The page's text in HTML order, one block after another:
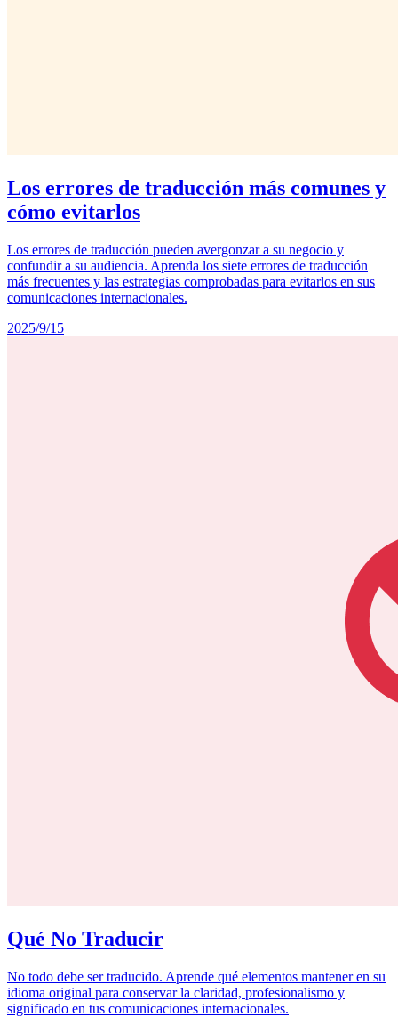
Los errores de traducción más comunes y
cómo evitarlos
Los errores de traducción pueden avergonzar a su negocio y
confundir a su audiencia. Aprenda los siete errores de traducción
más frecuentes y las estrategias comprobadas para evitarlos en sus
comunicaciones internacionales.
2025/9/15
Qué No Traducir
No todo debe ser traducido. Aprende qué elementos mantener en su
idioma original para conservar la claridad, profesionalismo y
significado en tus comunicaciones internacionales.